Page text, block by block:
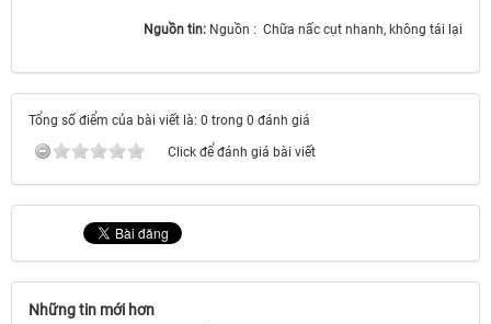
Nguồn tin: Nguồn : Chữa nấc cụt nhanh, không tái lại
Tổng số điểm của bài viết là: 0 trong 0 đánh giá
Click để đánh giá bài viết
Những tin mới hơn